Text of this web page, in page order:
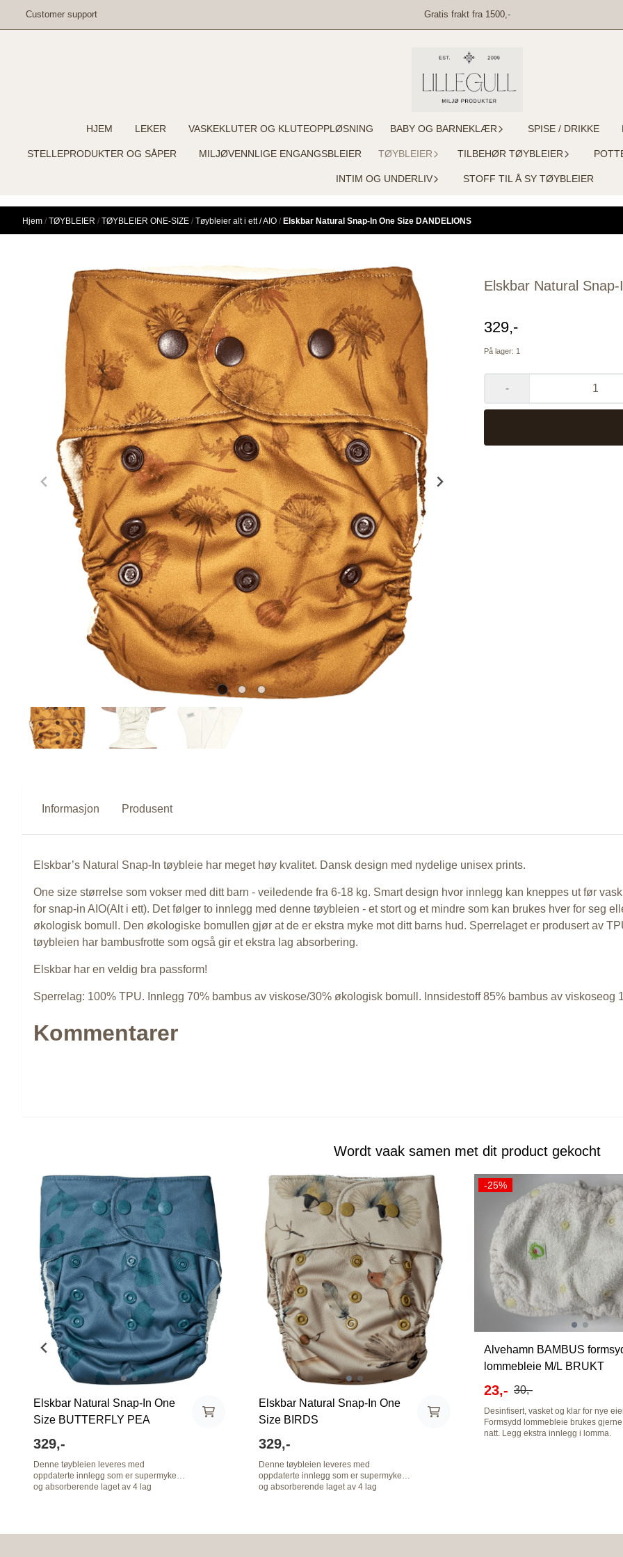
Hopp til innhold
Customer support Gratis frakt fra 1500,-
HJEM LEKER VASKEKLUTER OG KLUTEOPPLØSNING BABY OG BARNEKLÆR SPISE / DRIKKE
STELLEPRODUKTER OG SÅPER MILJØVENNLIGE ENGANGSBLEIER TØYBLEIER TILBEHØR TØYBLEIER
INTIM OG UNDERLIV STOFF TIL Å SY TØYBLEIER
Hjem / TØYBLEIER / TØYBLEIER ONE-SIZE / Tøybleier alt i ett / AIO / Elskbar Natural Snap-In One Size DANDELIONS
Elskbar Natural
329,-
På lager: 1
-
Informasjon Produsent
Elskbar’s Natural Snap-In tøybleie har meget høy kvalitet. Dansk design med nydelige unisex prints.
One size størrelse som vokser med ditt barn - veiledende fra 6-18 kg. Smart design hvor innlegg kan kneppes ut før
for snap-in AIO(Alt i ett). Det følger to innlegg med denne tøybleien - et stort og et mindre som kan brukes hver for seg
økologisk bomull. Den økologiske bomullen gjør at de er ekstra myke mot ditt barns hud. Sperrelaget er produsert av
tøybleien har bambusfrotte som også gir et ekstra lag absorbering.
Elskbar har en veldig bra passform!
Sperrelag: 100% TPU. Innlegg 70% bambus av viskose/30% økologisk bomull. Innsidestoff 85% bambus av viskoseog
Kommentarer
Wordt vaak samen met dit product gekocht
Elskbar Natural Snap-In One
Size BUTTERFLY PEA
329,-
Denne tøybleien leveres med
oppdaterte innlegg som er supermyke
og absorberende laget av 4 lag
Elskbar Natural Snap-In One
Size BIRDS
329,-
Denne tøybleien leveres med
oppdaterte innlegg som er supermyke
og absorberende laget av 4 lag
-25%
Alvehamn BAMBUS
lommebleie M/L BRUKT
23,- 30,-
Desinfisert, vasket og klar for nye
Formsydd lommebleie brukes gjerne
natt. Legg ekstra innlegg i lomma.